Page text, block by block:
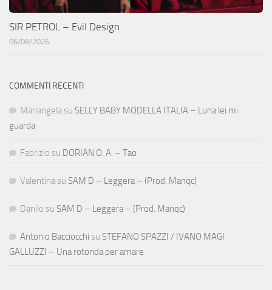
SIR PETROL – Evil Design
06/08/2026
COMMENTI RECENTI
Mariangela su SELLY BABY MODELLA ITALIA – Luna lei mi
guarda
Fabrizio su DORIAN O. A. – Tao
Valentina su SAM D – Leggera – (Prod. Manqc)
Danilo su SAM D – Leggera – (Prod. Manqc)
Antonio Bacciocchi su STEFANO SPAZZI / IVANO MAGI
GALLUZZI – Una rotonda per amare